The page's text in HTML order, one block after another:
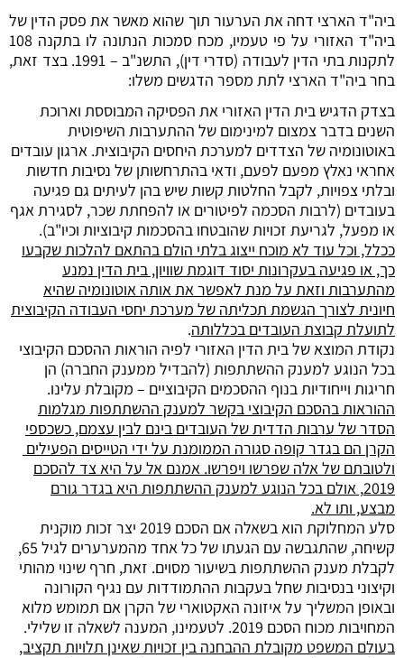
ביה"ד הארצי דחה את הערעור תוך שהוא מאשר את פסק הדין של
ביה"ד האזורי על פי טעמיו, מכח סמכות הנתונה לו בתקנה 108
לתקנות בתי הדין לעבודה (סדרי דין), התשנ"ב – 1991. בצד זאת,
בחר ביה"ד הארצי לתת מספר הדגשים משלו:
בצדק הדגיש בית הדין האזורי את הפסיקה המבוססת וארוכת
השנים בדבר צמצום למינימום של ההתערבות השיפוטית
באוטונומיה של הצדדים למערכת היחסים הקיבוצית. ארגון עובדים
אחראי נאלץ מפעם לפעם, ודאי בהתרחשותן של נסיבות חדשות
ובלתי צפויות, לקבל החלטות קשות שיש בהן לעיתים גם פגיעה
בעובדים (לרבות הסכמה לפיטורים או להפחתת שכר, לסגירת אגף
או מפעל, לגריעת זכויות שהובטחו בהסכמות קיבוציות וכיו"ב).
ככלל, וכל עוד לא מוכח ייצוג בלתי הולם בהתאם להלכות שקבעו
כך, או פגיעה בעקרונות יסוד דוגמת שוויון, בית הדין נמנע
מהתערבות וזאת על מנת לאפשר את אותה אוטונומיה שהיא
חיונית לצורך הגשמת תכליתה של מערכת יחסי העבודה הקיבוצית
לתועלת קבוצת העובדים בכללותה.
נקודת המוצא של בית הדין האזורי לפיה הוראות ההסכם הקיבוצי
בכל הנוגע למענק ההשתתפות (להבדיל ממענק החברה) הן
חריגות וייחודיות בנוף ההסכמים הקיבוציים – מקובלת עלינו.
ההוראות בהסכם הקיבוצי בקשר למענק ההשתתפות מגלמות
הסדר של ערבות הדדית של העובדים בינם לבין עצמם, כשכספי
הקרן הם בגדר קופה סגורה הממומנת על ידי הטייסים הפעילים
ולטובתם של אלה שפרשו ויפרשו. אמנם אל על היא צד להסכם
2019, אולם בכל הנוגע למענק ההשתתפות היא בגדר גורם
מבצע, ותו לא.
סלע המחלוקת הוא בשאלה אם הסכם 2019 יצר זכות מוקנית
קשיחה, שהתגבשה עם הגעתו של כל אחד מהמערערים לגיל 65,
לקבלת מענק ההשתתפות בשיעור מסוים. זאת, חרף שינוי מהותי
וקיצוני בנסיבות שחל בעקבות ההתמודדות עם נגיף הקורונה
ובאופן המשליך על איזונה האקטוארי של הקרן אם תמומש מלוא
המחויבות מכוח הסכם 2019. לטעמינו, המענה לשאלה זו שלילי.
בעולם המשפט מקובלת ההבחנה בין זכויות שאינן תלויות תקציב,